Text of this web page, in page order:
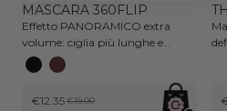
MASCARA 360FLIP
Effetto PANORAMICO extra
volume: ciglia più lunghe e
definite
€12.35€19.00